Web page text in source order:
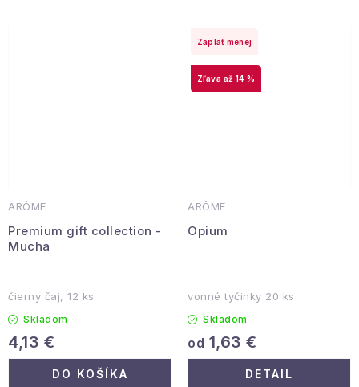
ARÔME
Premium gift collection -
Mucha
čierny čaj, 12 ks
Skladom
4,13 €
DO KOŠÍKA
ARÔME
Opium
až 14 %
Zaplať menej
vonné tyčinky 20 ks
Skladom
od 1,63 €
DETAIL